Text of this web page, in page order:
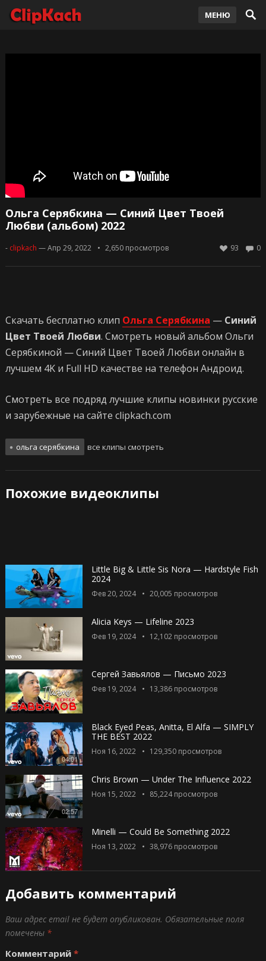
МЕНЮ
Ольга Серябкина — Синий Цвет Твоей
Любви (альбом) 2022
- clipkach — Апр 29, 2022 2,650просмотров 0
93
Скачать бесплатно клип Ольга Серябкина — Синий
Цвет Твоей Любви. Смотреть новый альбом Ольги
Серябкиной — Синий Цвет Твоей Любви онлайн в
лучшем 4K и Full HD качестве на телефон Андроид.
Смотреть все подряд лучшие клипы новинки русские
и зарубежные на сайте clipkach.com
ольга серябкина все клипы смотреть
Похожие видеоклипы
Little Big & Little Sis Nora — Hardstyle Fish
2024
Фев 20, 2024 20,005 просмотров
Alicia Keys — Lifeline 2023
Фев 19, 2024 12,102просмотров
Сергей Завьялов — Письмо 2023
Фев 19, 2024 13,386просмотров
04:01
Black Eyed Peas, Anitta, El Alfa — SIMPLY
THE BEST 2022
Ноя 16, 2022 129,350просмотров
02:57
Chris Brown — Under The Influence 2022
Ноя 15, 2022 85,224просмотров
Minelli — Could Be Something 2022
Ноя 13, 2022 38,976просмотров
Добавить комментарий
Ваш адрес email не будет опубликован. Обязательные поля
помечены *
Комментарий *